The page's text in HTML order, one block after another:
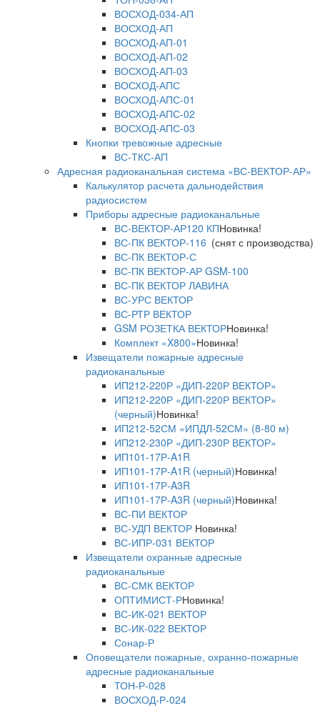
ВОСХОД-034-АП
ВОСХОД-АП
ВОСХОД-АП-01
ВОСХОД-АП-02
ВОСХОД-АП-03
ВОСХОД-АПС
ВОСХОД-АПС-01
ВОСХОД-АПС-02
ВОСХОД-АПС-03
Кнопки тревожные адресные
ВС-ТКС-АП
Адресная радиоканальная система «ВС-ВЕКТОР-АР»
Калькулятор расчета дальнодействия
радиосистем
Приборы адресные радиоканальные
ВС-ВЕКТОР-АР120 КПНовинка!
ВС-ПК ВЕКТОР-116 (снят с производства)
ВС-ПК ВЕКТОР-С
ВС-ПК ВЕКТОР-АР GSM-100
ВС-ПК ВЕКТОР ЛАВИНА
ВС-УРС ВЕКТОР
ВС-РТР ВЕКТОР
GSM РОЗЕТКА ВЕКТОРНовинка!
Комплект «X800»Новинка!
Извещатели пожарные адресные
радиоканальные
ИП212-220Р «ДИП-220Р ВЕКТОР»
ИП212-220Р «ДИП-220Р ВЕКТОР»
(черный)Новинка!
ИП212-52СМ «ИПДЛ-52СМ» (8-80 м)
ИП212-230Р «ДИП-230Р ВЕКТОР»
ИП101-17Р-A1R
ИП101-17Р-A1R (черный)Новинка!
ИП101-17Р-A3R
ИП101-17Р-A3R (черный)Новинка!
ВС-ПИ ВЕКТОР
ВС-УДП ВЕКТОР Новинка!
ВС-ИПР-031 ВЕКТОР
Извещатели охранные адресные
радиоканальные
ВС-СМК ВЕКТОР
ОПТИМИСТ-РНовинка!
ВС-ИК-021 ВЕКТОР
ВС-ИК-022 ВЕКТОР
Сонар-Р
Оповещатели пожарные, охранно-пожарные
адресные радиоканальные
ТОН-Р-028
ВОСХОД-Р-024